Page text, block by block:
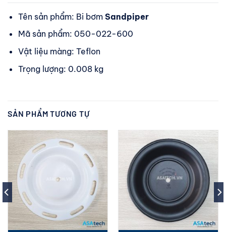
Tên sản phẩm: Bi bơm Sandpiper
Mã sản phẩm: 050-022-600
Vật liệu màng: Teflon
Trọng lượng: 0.008 kg
SẢN PHẨM TƯƠNG TỰ